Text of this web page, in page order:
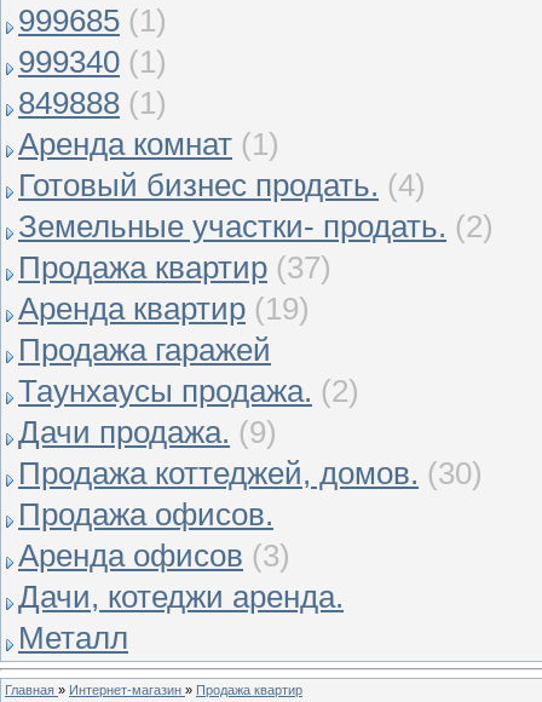
999685 (1)
999340 (1)
849888 (1)
Аренда комнат (1)
Готовый бизнес продать. (4)
Земельные участки- продать. (2)
Продажа квартир (37)
Аренда квартир (19)
Продажа гаражей
Таунхаусы продажа. (2)
Дачи продажа. (9)
Продажа коттеджей, домов. (30)
Продажа офисов.
Аренда офисов (3)
Дачи, котеджи аренда.
Металл
Главная » Интернет-магазин » Продажа квартир